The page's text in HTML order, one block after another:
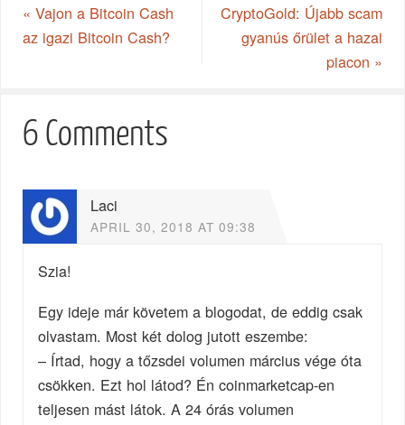
« Vajon a Bitcoin Cash
az igazi Bitcoin Cash?
CryptoGold: Újabb scam
gyanús őrület a hazai
piacon »
6 Comments
Laci
APRIL 30, 2018 AT 09:38
Szia!
Egy ideje már követem a blogodat, de eddig csak
olvastam. Most két dolog jutott eszembe:
– Írtad, hogy a tőzsdei volumen március vége óta
csökken. Ezt hol látod? Én coinmarketcap-en
teljesen mást látok. A 24 órás volumen